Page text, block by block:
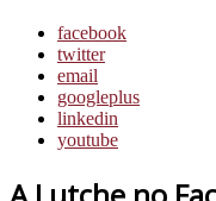
facebook
twitter
email
googleplus
linkedin
youtube